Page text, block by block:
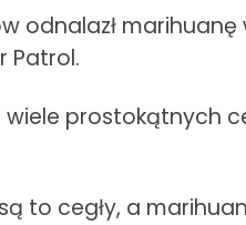
odnalazł
Patrol.
prostokątnych
to cegły, a